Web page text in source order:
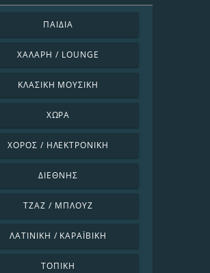
ΠΑΙΔΙΆ
ΧΑΛΑΡΉ / LOUNGE
ΚΛΑΣΙΚΉ ΜΟΥΣΙΚΉ
ΧΏΡΑ
ΧΟΡΌΣ / ΗΛΕΚΤΡΟΝΙΚΉ
ΔΙΕΘΝΉΣ
ΤΖΑΖ / ΜΠΛΟΥΖ
ΛΑΤΙΝΙΚΉ / ΚΑΡΑΪΒΙΚΉ
ΤΟΠΙΚΉ